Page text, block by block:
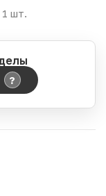
1 шт.
?